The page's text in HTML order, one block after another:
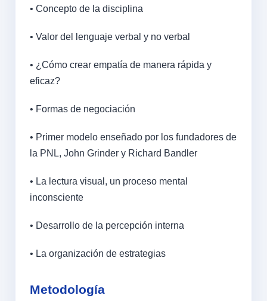
• Concepto de la disciplina
• Valor del lenguaje verbal y no verbal
• ¿Cómo crear empatía de manera rápida y
eficaz?
• Formas de negociación
• Primer modelo enseñado por los fundadores de
la PNL, John Grinder y Richard Bandler
• La lectura visual, un proceso mental
inconsciente
• Desarrollo de la percepción interna
• La organización de estrategias
Metodología